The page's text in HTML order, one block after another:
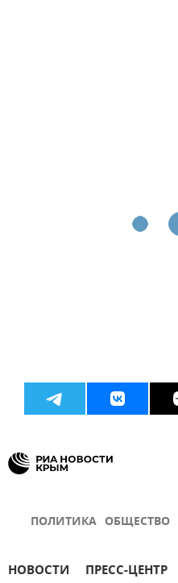
ПОЛИТИКА ОБЩЕСТВО
НОВОСТИ ПРЕСС-ЦЕНТР